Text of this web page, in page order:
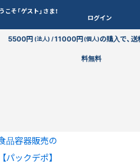
こそ「ゲスト」さま！
ログイン
5500円(法人) /11000円(個人)の購入で、送
料無料
品容器販売の
【パックデポ】